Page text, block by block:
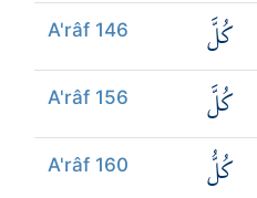
A'râf 146 كُلَّ
A'râf 156 كُلَّ
A'râf 160 كُلُّ